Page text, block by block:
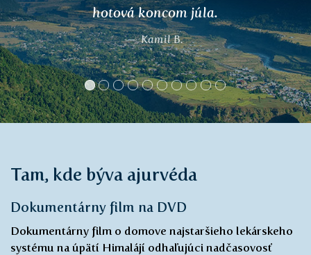
Dokumentárny film na DVD
Dokumentárny film o domove najstaršieho lekárskeho
vnútorného poznania dávnych mudrcov Indie.